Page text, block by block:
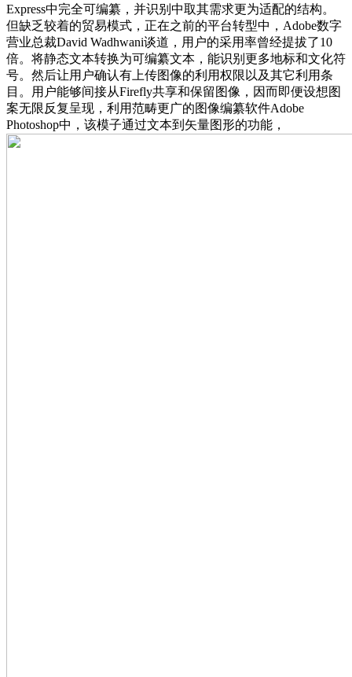
Express中完全可编纂，并识别中取其需求更为适配的结构。
但缺乏较着的贸易模式，正在之前的平台转型中，Adobe数字
营业总裁David Wadhwani谈道，用户的采用率曾经提拔了10
倍。将静态文本转换为可编纂文本，能识别更多地标和文化符
号。然后让用户确认有上传图像的利用权限以及其它利用条
目。用户能够间接从Firefly共享和保留图像，因而即便设想图
案无限反复呈现，利用范畴更广的图像编纂软件Adobe
Photoshop中，该模子通过文本到矢量图形的功能，